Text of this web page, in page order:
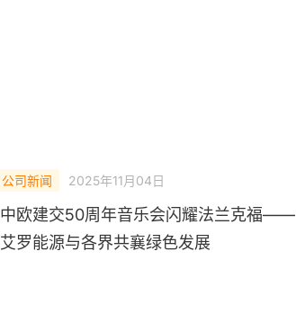
公司新闻 2025年11月04日
中欧建交50周年音乐会闪耀法兰克福——
艾罗能源与各界共襄绿色发展